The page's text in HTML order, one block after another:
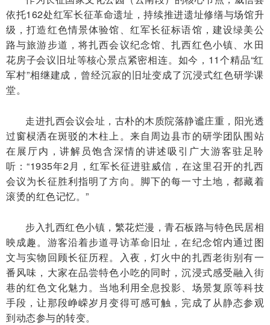
依托162处红军长征革命遗址，持续推进遗址修缮与场馆升
级，打造红色情景体验馆、红军长征标语馆，建设绿美公
路与旅游步道，将扎西会议纪念馆、扎西红色小镇、水田
花房子会议旧址等核心景点紧密相连。如今，11个精品“红
军村”相继建成，曾经沉寂的旧址变成了沉浸式红色研学课
堂。
走进扎西会议会址，古朴的木质院落静谧庄重，阳光透
过窗棂洒在斑驳的木柱上。来自周边县市的研学团队围站
在展厅内，讲解员饱含深情的讲述吸引广大游客驻足聆
听：“1935年2月，红军长征进驻威信，在这里召开的扎西
会议为长征胜利指明了方向。脚下的每一寸土地，都藏着
滚烫的红色记忆。”
步入扎西红色小镇，繁花烂漫，青石板路与特色民居相
映成趣。游客沿着步道寻访革命旧址，在纪念馆内通过图
文与实物回顾长征历程。入夜，灯火中的扎西老街别有一
番风味，大家在品尝特色小吃的同时，沉浸式感受融入街
巷的红色文化魅力。当地利用全息投影、场景复原等科技
手段，让那段峥嵘岁月变得可感可触，完成了从静态参观
到动态参与的转变。